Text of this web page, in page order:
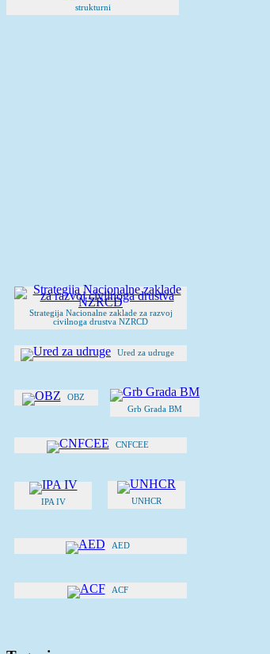
strukturni
Strategija Nacionalne zaklade za razvoj
civilnoga drustva NZRCD
Ured za udruge
OBZ
Grb Grada BM
CNFCEE
IPA IV UNHCR
AED
ACF